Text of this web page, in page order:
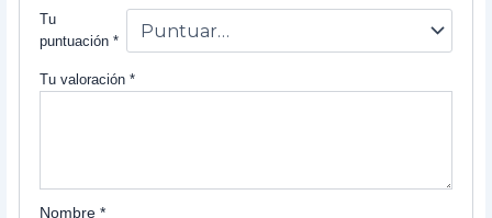
Tu
puntuación*
Tu valoración*
Nombre*